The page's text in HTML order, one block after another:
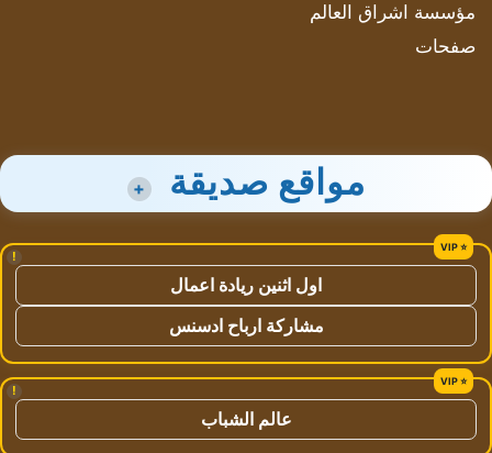
مؤسسة اشراق العالم
صفحات
مواقع صديقة +
!
اول اثنين ريادة اعمال
مشاركة ارباح ادسنس
!
عالم الشباب